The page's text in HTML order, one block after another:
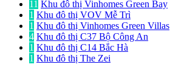
11 Khu đô thị Vinhomes Green Bay
1 Khu đô thị VOV Mễ Trì
1 Khu đô thị Vinhomes Green Villas
4 Khu đô thị C37 Bộ Công An
1 Khu đô thị C14 Bắc Hà
1 Khu đô thị The Zei